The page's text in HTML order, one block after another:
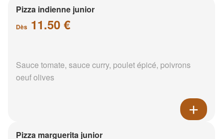
Pizza indienne junior
Dès 11.50 €
Sauce tomate, sauce curry, poulet épicé, poivrons
oeuf olives
Pizza marguerita junior